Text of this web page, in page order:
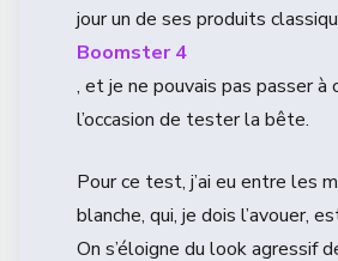
jour un de ses produits
Boomster 4
, et je ne pouvais pas passer à
l’occasion de tester la bête.
Pour ce test, j’ai eu entre les
blanche, qui, je dois l’avouer,
On s’éloigne du look agressif